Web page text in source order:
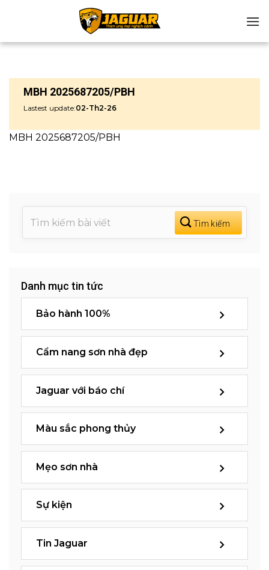
MBH 2025687205/PBH
Lastest update:02-Th2-26
MBH 2025687205/PBH
Danh mục tin tức
Bảo hành 100%
Cẩm nang sơn nhà đẹp
Jaguar với báo chí
Màu sắc phong thủy
Mẹo sơn nhà
Sự kiện
Tin Jaguar